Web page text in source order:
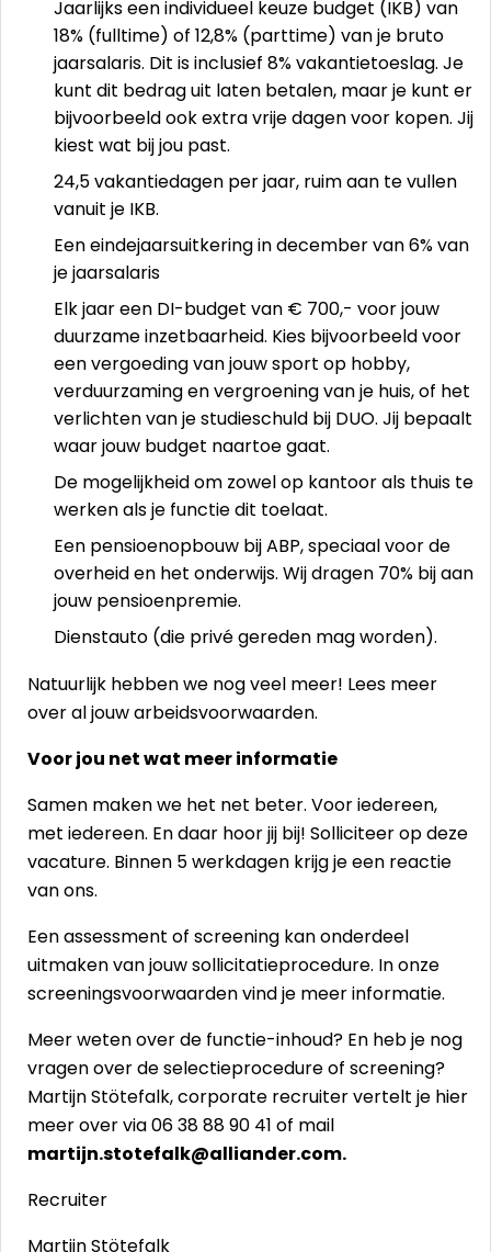
Jaarlijks een individueel keuze budget (IKB) van
18% (fulltime) of 12,8% (parttime) van je bruto
jaarsalaris. Dit is inclusief 8% vakantietoeslag. Je
kunt dit bedrag uit laten betalen, maar je kunt er
bijvoorbeeld ook extra vrije dagen voor kopen. Jij
kiest wat bij jou past.
24,5 vakantiedagen per jaar, ruim aan te vullen
vanuit je IKB.
Een eindejaarsuitkering in december van 6% van
je jaarsalaris
Elk jaar een DI-budget van € 700,- voor jouw
duurzame inzetbaarheid. Kies bijvoorbeeld voor
een vergoeding van jouw sport op hobby,
verduurzaming en vergroening van je huis, of het
verlichten van je studieschuld bij DUO. Jij bepaalt
waar jouw budget naartoe gaat.
De mogelijkheid om zowel op kantoor als thuis te
werken als je functie dit toelaat.
Een pensioenopbouw bij ABP, speciaal voor de
overheid en het onderwijs. Wij dragen 70% bij aan
jouw pensioenpremie.
Dienstauto (die privé gereden mag worden).
Natuurlijk hebben we nog veel meer! Lees meer
over al jouwarbeidsvoorwaarden.
Voor jou net wat meer informatie
Samen maken we het net beter. Voor iedereen,
met iedereen. En daar hoor jij bij! Solliciteer op deze
vacature. Binnen 5 werkdagen krijg je een reactie
van ons.
Een assessment of screening kan onderdeel
uitmaken van jouw sollicitatieprocedure. In onze
screeningsvoorwaardenvind je meer informatie.
Meer weten over de functie-inhoud? En heb je nog
vragen over de selectieprocedure of screening?
Martijn Stötefalk, corporate recruiter vertelt je hier
meer over via 06 38 88 90 41 of mail
martijn.stotefalk@alliander.com.
Recruiter
Martijn Stötefalk